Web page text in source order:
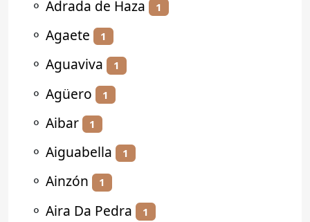
⚬ Adrada de Haza 1
⚬ Agaete 1
⚬ Aguaviva 1
⚬ Agüero 1
⚬ Aibar 1
⚬ Aiguabella 1
⚬ Ainzón 1
⚬ Aira Da Pedra 1